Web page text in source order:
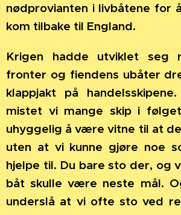
nødprovianten i livbåtene for
kom tilbake til England.
Krigen hadde utviklet seg
fronter og fiendens ubåter
klappjakt på
mistet vi mange skip i
uhyggelig å være vitne til at
uten at vi kunne gjøre noe
hjelpe til. Du bare sto der, og
båt skulle være neste mål.
underslå at vi ofte sto ved